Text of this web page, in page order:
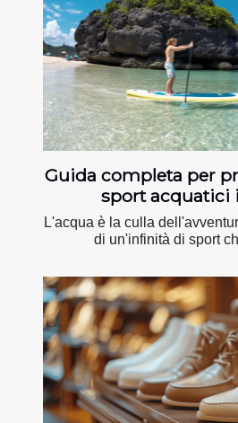
Guida completa per
sport acquatici
L'acqua è la culla
di un'infinità di sport